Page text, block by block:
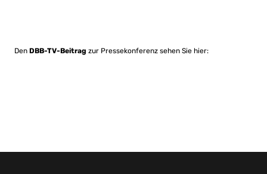
Den DBB-TV-Beitrag zur Pressekonferenz sehen Sie hier: